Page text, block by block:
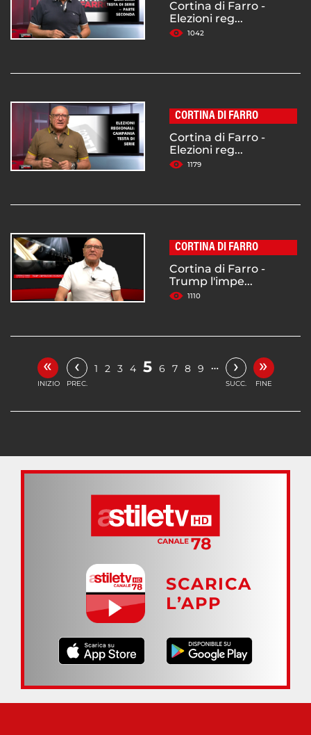
Cortina di Farro -
Elezioni reg...
1042
CORTINA DI FARRO
Cortina di Farro -
Elezioni reg...
1179
CORTINA DI FARRO
Cortina di Farro -
Trump l'impe...
1110
«
INIZIO
‹
PREC.
1 2 3 4 5 6 7 8 9 … ›
SUCC.
»
FINE
SCARICA
L’APP